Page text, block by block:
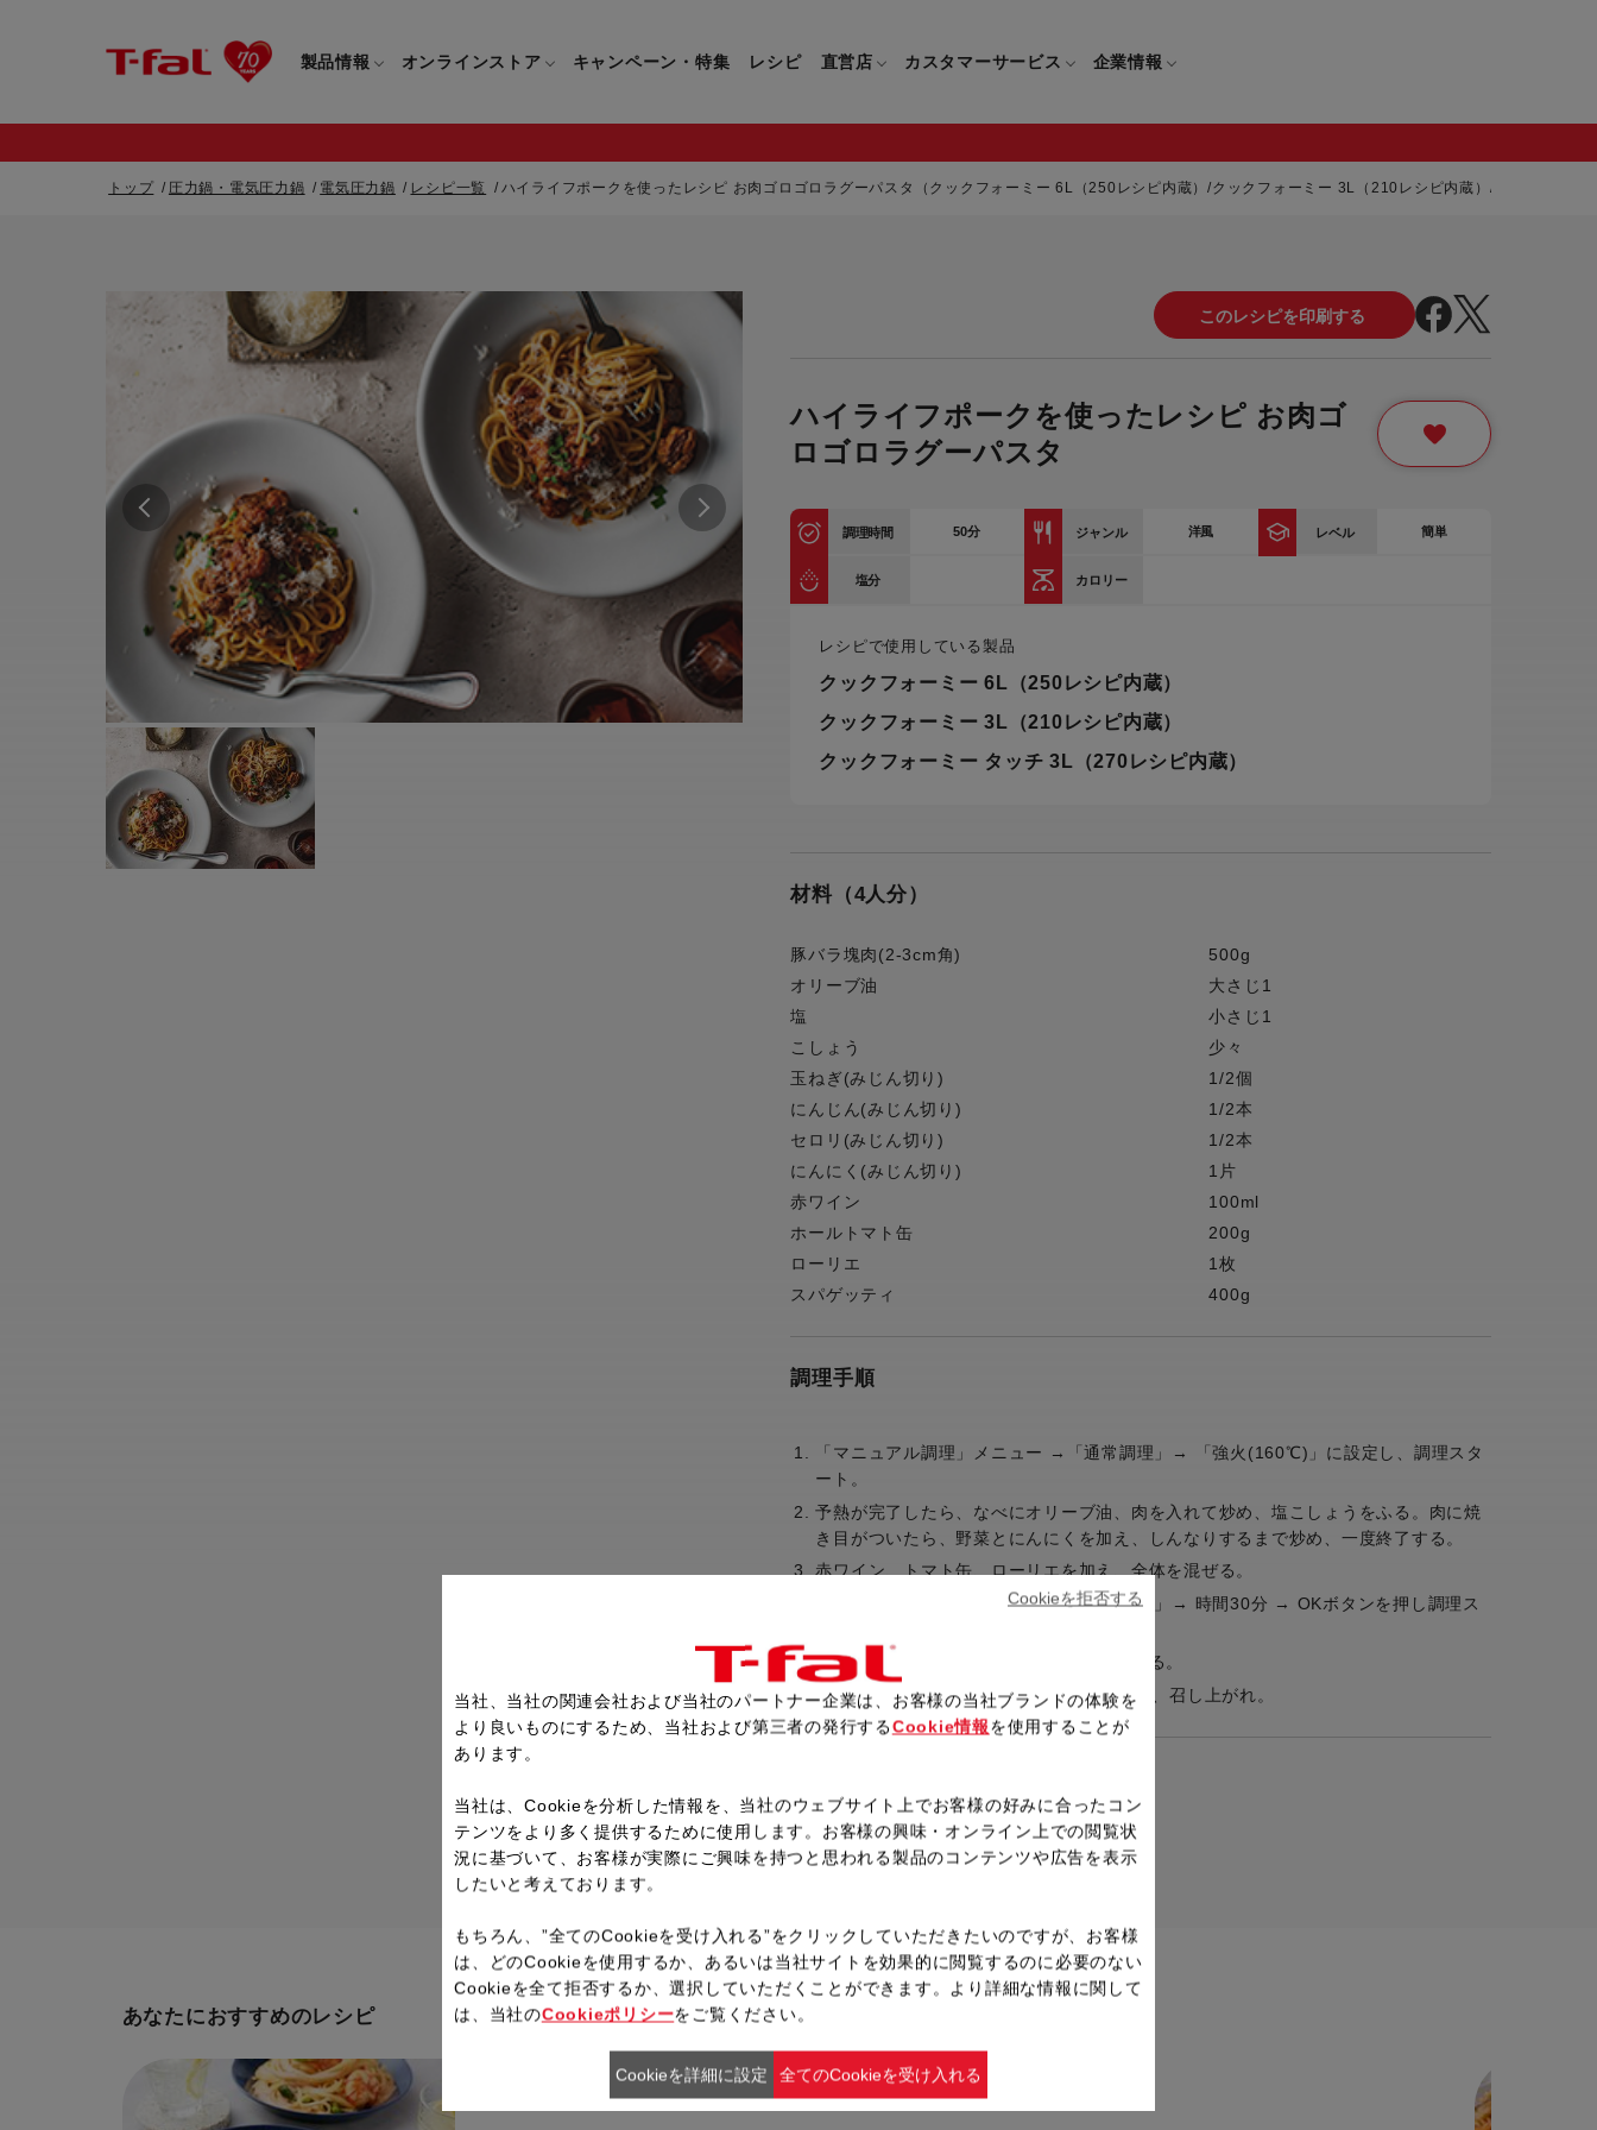
製品情報
すべてのフライパン・鍋
取っ手つきフライパン・鍋
取っ手のとれるフライパン・鍋
電気ケトル
すべての電気ケトル
圧力鍋・電気圧力鍋
すべての圧力鍋・電気圧力鍋
圧力鍋
キッチンナイフ(包丁)
マルチみじん切り器
保存容器
ドリンクウェア
キッチンツール
カトラリー
炊飯器
すべての炊飯器
衣類スチーマーアイロン兼用タイプ
ミキサー・ブレンダー
ハンドブレンダー
卓上IH調理器
電気圧力鍋
生活家電
オンラインストア
すべてのフライパン・鍋一覧
取っ手つきフライパン・鍋一覧
取っ手のとれるフライパン・鍋一覧
電気ケトル一覧
すべての電気ケトル一覧
圧力鍋・電気圧力鍋一覧
すべての圧力鍋・電気圧力鍋一覧
圧力鍋一覧
電気圧力鍋一覧
すべてのキッチン用品一覧
キッチンナイフ(包丁)一覧
マルチみじん切り器一覧
保存容器一覧
ドリンクウェア一覧
キッチンツール一覧
炊飯器一覧
すべての炊飯器一覧
衣類スチーマーアイロン兼用タイプ
衣類スチーマー専用タイプ(1way)一
ミキサー・ブレンダー一覧
ハンドブレンダー一覧
卓上IH調理器一覧
生活家電一覧
ギフト・プレゼント特集
ピックアップ
アウトレット一覧
限定製品
キャンペーン・特集
キャンペーン・特集 レシピ 直営店 カスタマーサービス
重要なお知らせ 製品についてのよくあるご質問
ご購入についてのよくあるご質問
ティファール会員に関するよくある
ご質問
保証について
部品注文について
企業情報
ティファールの歴史
CM・ブランド動画
グループセブジャパン
カスタマーハラスメント
について
採用情報
トップ 圧力鍋・電気圧力鍋 電気圧力鍋 レシピ一覧 ハイライフポークを使ったレシピ お肉ゴロゴロラグーパスタ（クックフォーミー 6L（250レシピ内蔵）/クックフォーミー 3L（210レシピ内蔵）/クックフォー
ハイライフポークを使ったレシピ お肉ゴ
ロゴロラグーパスタ
調理時間 50分 ジャンル 洋風 レベル 簡単
塩分 カロリー
レシピで使用している製品
クックフォーミー 6L（250レシピ内蔵）
クックフォーミー 3L（210レシピ内蔵）
クックフォーミー タッチ 3L（270レシピ内蔵）
材料（4人分）
豚バラ塊肉(2-3cm角)
500g
オリーブ油
大さじ1
塩
小さじ1
こしょう
少々
玉ねぎ(みじん切り)
1/2個
にんじん(みじん切り)
1/2本
セロリ(みじん切り)
1/2本
にんにく(みじん切り)
1片
赤ワイン
100ml
ホールトマト缶
200g
ローリエ
1枚
スパゲッティ
400g
調理手順
「マニュアル調理」メニュー →「通常調理」→ 「強火(160℃)」に設定し、調理スタ
ート。
予熱が完了したら、なべにオリーブ油、肉を入れて炒め、塩こしょうをふる。肉に焼
き目がついたら、野菜とにんにくを加え、しんなりするまで炒め、一度終了する。
赤ワイン、トマト缶、ローリエを加え、全体を混ぜる。
「マニュアル調理」メニュー →「圧力調理」→ 時間30分 → OKボタンを押し調理ス
圧力が抜け調理が終了したら、ふたを開ける。
10分保温し、茹でたスパゲッティに添えて、召し上がれ。
レシピ一覧へ戻る
あなたにおすすめのレシピ
当社、当社の関連会社および当社のパートナー企業は、お客様の当社ブランドの体験を
より良いものにするため、当社および第三者の発行するCookie情報 を使用することが
あります。
当社は、Cookieを分析した情報を、当社のウェブサイト上でお客様の好みに合ったコン
テンツをより多く提供するために使用します。お客様の興味・オンライン上での閲覧状
況に基づいて、お客様が実際にご興味を持つと思われる製品のコンテンツや広告を表示
したいと考えております。
もちろん、”全てのCookieを受け入れる”をクリックしていただきたいのですが、お客様
は、どのCookieを使用するか、あるいは当社サイトを効果的に閲覧するのに必要のない
Cookieを全て拒否するか、選択していただくことができます。より詳細な情報に関して
は、当社のCookieポリシーをご覧ください。
Cookieを拒否する
Cookieを詳細に設定 全てのCookieを受け入れる